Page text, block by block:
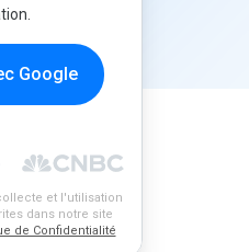
Google
et l'utilisation
dans notre site
de Confidentialité